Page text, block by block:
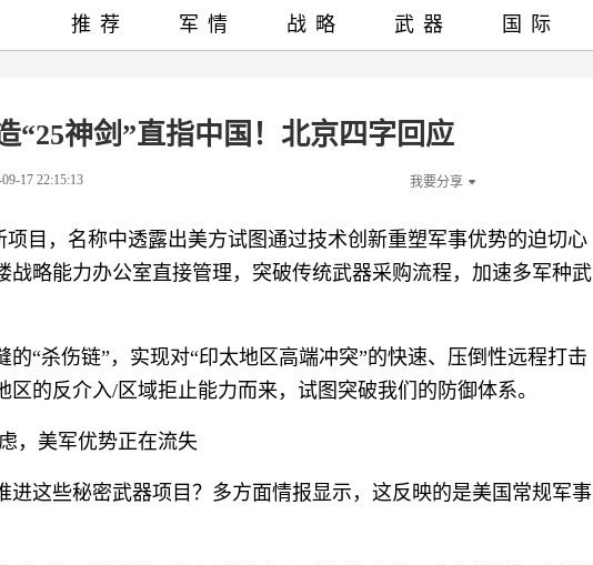
“25神剑”直指中国！北京四字回应
17 22:15:13 我要分享
项目，名称中透露出美方试图通过技术创新重塑军事优势的迫切心
战略能力办公室直接管理，突破传统武器采购流程，加速多军种武
的“杀伤链”，实现对“印太地区高端冲突”的快速、压倒性远程打击
的反介入/区域拒止能力而来，试图突破我们的防御体系。
，美军优势正在流失
进这些秘密武器项目？多方面情报显示，这反映的是美国常规军事
推荐 军情 战略 武器 国际